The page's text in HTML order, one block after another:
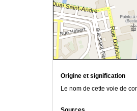
Origine et signification
Le nom de cette voie de